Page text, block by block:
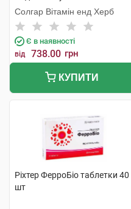
Солгар Вітамін енд Херб
Є в наявності
від 738.00 грн
КУПИТИ
Ріхтер ФерроБіо таблетки 40
шт